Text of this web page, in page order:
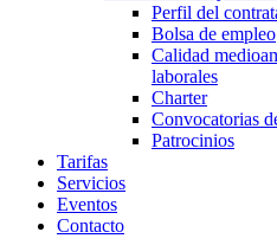
Perfil del
Bolsa de empleo
Calidad
laborales
Charter
Convocatorias
Patrocinios
Tarifas
Servicios
Eventos
Contacto